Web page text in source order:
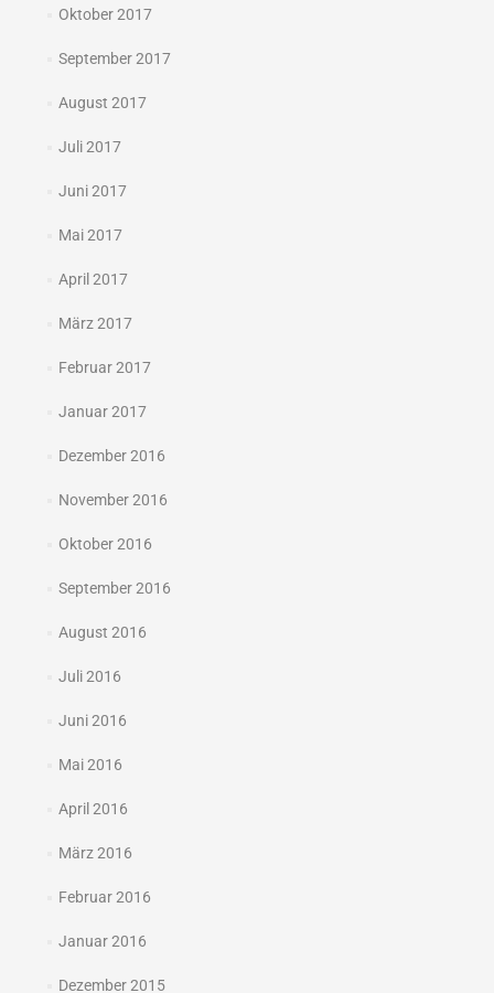
Oktober 2017
September 2017
August 2017
Juli 2017
Juni 2017
Mai 2017
April 2017
März 2017
Februar 2017
Januar 2017
Dezember 2016
November 2016
Oktober 2016
September 2016
August 2016
Juli 2016
Juni 2016
Mai 2016
April 2016
März 2016
Februar 2016
Januar 2016
Dezember 2015